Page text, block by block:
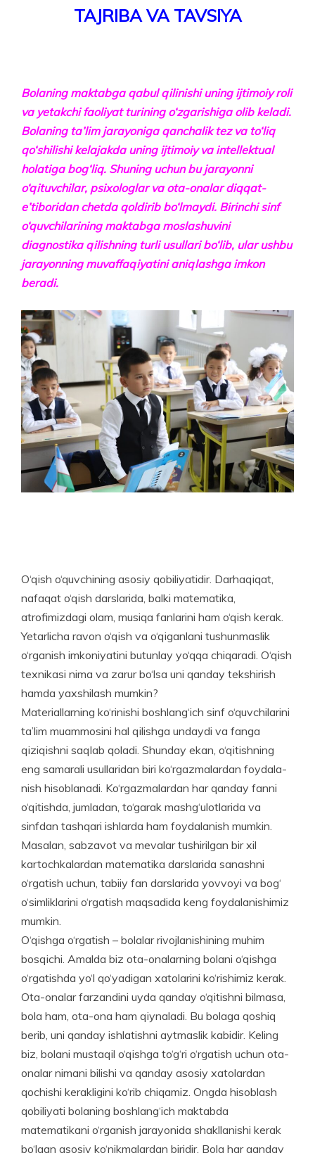
TAJRIBA VA TAVSIYA
Bolaning maktabga qabul qilinishi uning ijtimoiy roli
va yetakchi faoliyat turining o‘zgarishiga olib keladi.
Bolaning ta’lim jarayoniga qanchalik tez va to‘liq
qo‘shilishi kelajakda uning ijtimoiy va intellektual
holatiga bog‘liq. Shuning uchun bu jarayonni
o‘qituvchilar, psixo­loglar va ota-onalar diqqat-
e’tiboridan chetda qoldirib bo‘lmaydi. Birinchi sinf
o‘quvchilarining maktabga moslashuvini
diagnostika qilishning turli usullari bo‘lib, ular ushbu
jarayonning muvaffaqiyatini aniqlashga imkon
beradi.
O‘qish o‘quvchining asosiy qobiliyatidir. Darhaqiqat,
nafaqat o‘qish darslarida, balki matematika,
atrofimizdagi olam, musiqa fanlarini ham o‘qish kerak.
Yetarlicha ravon o‘qish va o‘qiganlani tushunmaslik
o‘rganish imkoniyatini butunlay yo‘qqa chiqaradi. O‘qish
texnikasi nima va zarur bo‘lsa uni qanday tekshirish
hamda yaxshilash mumkin?
Materiallarning ko‘rinishi boshlang‘ich sinf o‘quvchilarini
ta’lim muammosini hal qilishga undaydi va fanga
qiziqishni saqlab qoladi. Shunday ekan, o‘qitishning
eng samarali usullaridan biri ko‘rgazmalardan foydala­
nish hisoblanadi. Ko‘rgazmalardan har qanday fanni
o‘qi­tishda, jumladan, to‘garak mashg‘ulotlarida va
sinfdan tashqari ishlarda ham foydalanish mumkin.
Masalan, sabzavot va mevalar tushirilgan bir xil
kartochkalardan matematika darslarida sanashni
o‘rgatish uchun, tabiiy fan darslarida yovvoyi va bog‘
o‘simliklarini o‘rgatish maqsadida keng foydalanishimiz
mumkin.
O‘qishga o‘rgatish – bolalar rivojlanishining muhim
bosqichi. Amalda biz ota-onalarning bolani o‘qishga
o‘rgatishda yo‘l qo‘yadigan xatolarini ko‘rishimiz kerak.
Ota-onalar farzandini uyda qanday o‘qitishni bilmasa,
bola ham, ota-ona ham qiynaladi. Bu bolaga qoshiq
berib, uni qanday ishlatishni aytmaslik kabidir. Ke­ling
biz, bolani mustaqil o‘qishga to‘g‘ri o‘rgatish uchun ota-
onalar nimani bilishi va qanday asosiy xatolardan
qochishi kerakligini ko‘rib chiqamiz. Ongda hisoblash
qobiliyati bolaning boshlang‘ich maktabda
matematikani o‘rganish jarayonida shakllanishi kerak
bo‘lgan asosiy ko‘nikmalardan biridir. Bola har qanday